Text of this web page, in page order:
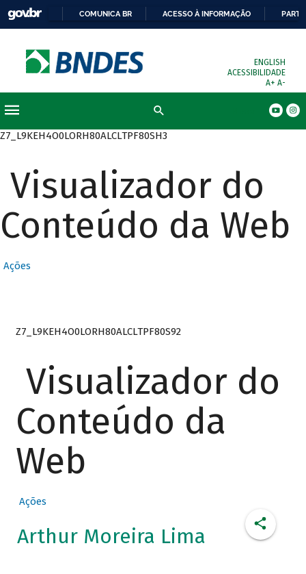
COMUNICA BR ACESSO À INFORMAÇÃO
ENGLISH
ACESSIBILIDADE
A+ A-
Z7_L9KEH4O0LORH80ALCLTPF80SH3
Visualizador do
Conteúdo da Web
Ações
Z7_L9KEH4O0LORH80ALCLTPF80S92
Visualizador do
Conteúdo da
Web
Ações
Arthur Moreira Lima